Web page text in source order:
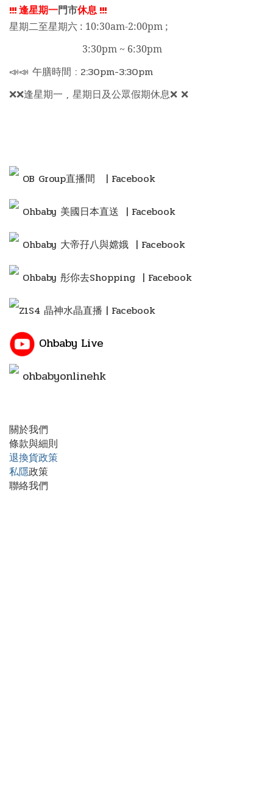
!!!逢星期一門市休息 !!!
星期二至星期六 : 10:30am-2:00pm ;
3:30pm ~ 6:30pm
📣📣 午膳時間 : 2:30pm-3:30pm
❌❌逢星期一 , 星期日及公眾假期休息❌ ❌
OB Group直播間 | Facebook
Ohbaby 美國日本直送 | Facebook
Ohbaby 大帝孖八與嫦娥 | Facebook
Ohbaby 彤你去Shopping | Facebook
Z1S4 晶神水晶直播 | Facebook
Ohbaby Live
ohbabyonlinehk
關於我們
條款與細則
退換貨政策
私隱政策
聯絡我們